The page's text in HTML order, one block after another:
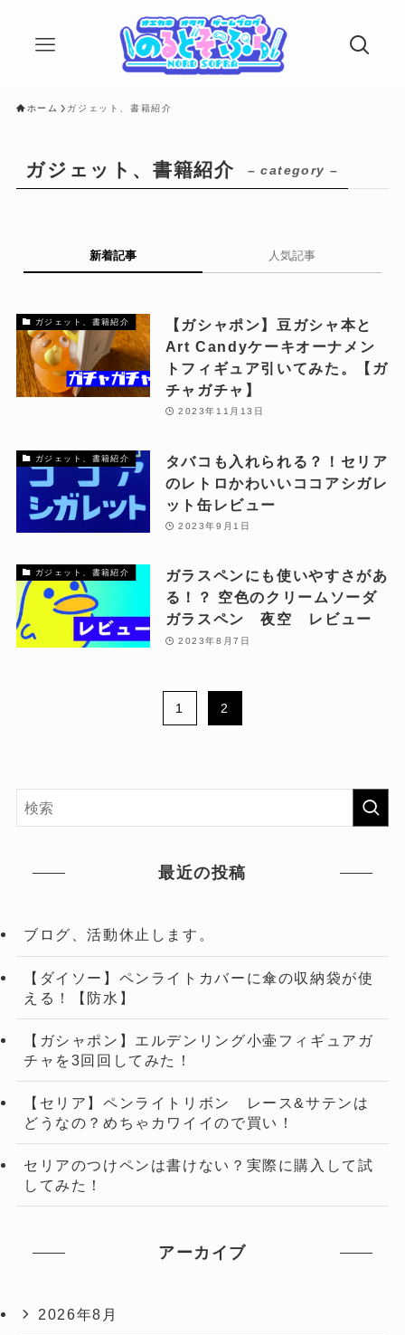
ホーム ガジェット、書籍紹介
ガジェット、書籍紹介 – category –
新着記事 人気記事
ガジェット、書籍紹介
【ガシャポン】豆ガシャ本と
Art Candyケーキオーナメン
トフィギュア引いてみた。【ガ
チャガチャ】
2023年11月13日
ガジェット、書籍紹介
タバコも入れられる？！セリア
のレトロかわいいココアシガレ
ット缶レビュー
2023年9月1日
ガジェット、書籍紹介
ガラスペンにも使いやすさがあ
る！？ 空色のクリームソーダ
ガラスペン 夜空 レビュー
2023年8月7日
1 2
最近の投稿
ブログ、活動休止します。
【ダイソー】ペンライトカバーに傘の収納袋が使
える！【防水】
【ガシャポン】エルデンリング小壷フィギュアガ
チャを3回回してみた！
【セリア】ペンライトリボン レース&サテンは
どうなの？めちゃカワイイので買い！
セリアのつけペンは書けない？実際に購入して試
してみた！
アーカイブ
2026年8月